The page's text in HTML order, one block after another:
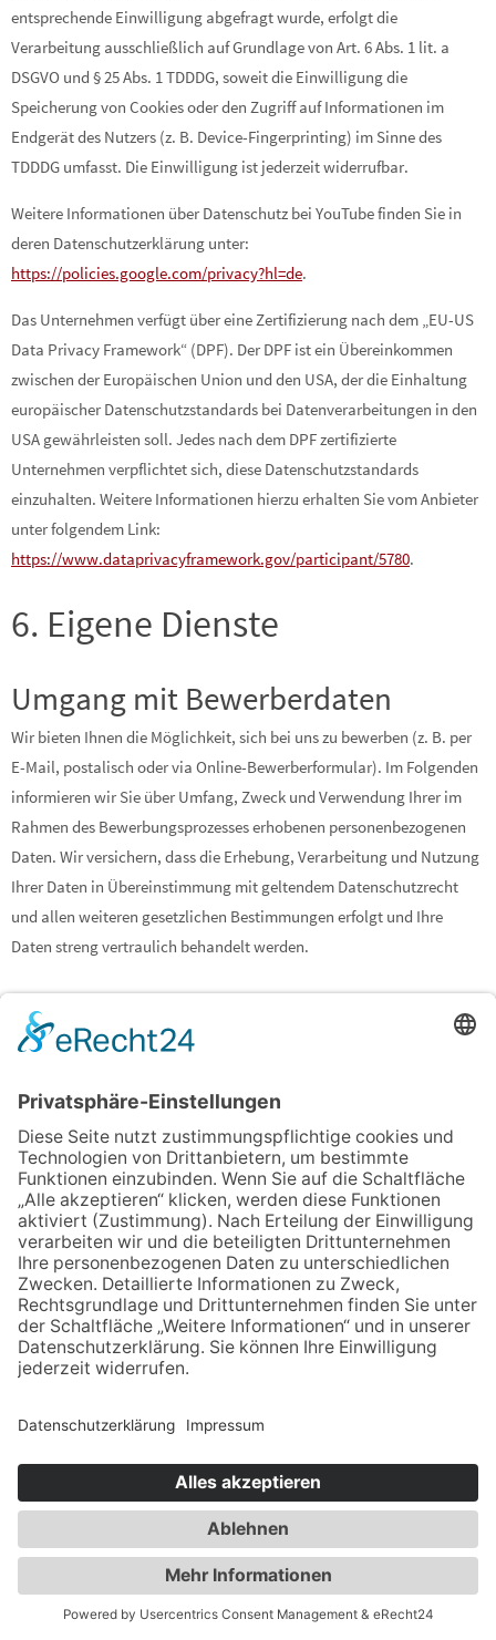
entsprechende Einwilligung abgefragt wurde, erfolgt die
Verarbeitung ausschließlich auf Grundlage von Art. 6 Abs. 1 lit. a
DSGVO und § 25 Abs. 1 TDDDG, soweit die Einwilligung die
Speicherung von Cookies oder den Zugriff auf Informationen im
Endgerät des Nutzers (z. B. Device-Fingerprinting) im Sinne des
TDDDG umfasst. Die Einwilligung ist jederzeit widerrufbar.
Weitere Informationen über Datenschutz bei YouTube finden Sie in
deren Datenschutzerklärung unter:
https://policies.google.com/privacy?hl=de.
Das Unternehmen verfügt über eine Zertifizierung nach dem „EU-US
Data Privacy Framework“ (DPF). Der DPF ist ein Übereinkommen
zwischen der Europäischen Union und den USA, der die Einhaltung
europäischer Datenschutzstandards bei Datenverarbeitungen in den
USA gewährleisten soll. Jedes nach dem DPF zertifizierte
Unternehmen verpflichtet sich, diese Datenschutzstandards
einzuhalten. Weitere Informationen hierzu erhalten Sie vom Anbieter
unter folgendem Link:
https://www.dataprivacyframework.gov/participant/5780.
6. Eigene Dienste
Umgang mit Bewerberdaten
Wir bieten Ihnen die Möglichkeit, sich bei uns zu bewerben (z. B. per
E-Mail, postalisch oder via Online-Bewerberformular). Im Folgenden
informieren wir Sie über Umfang, Zweck und Verwendung Ihrer im
Rahmen des Bewerbungsprozesses erhobenen personenbezogenen
Daten. Wir versichern, dass die Erhebung, Verarbeitung und Nutzung
Ihrer Daten in Übereinstimmung mit geltendem Datenschutzrecht
und allen weiteren gesetzlichen Bestimmungen erfolgt und Ihre
Daten streng vertraulich behandelt werden.
Umfang und Zweck der Datenerhebung
Wenn Sie uns eine Bewerbung zukommen lassen, verarbeiten wir Ihre
Kommunikationsdaten, Bewerbungsunterlagen, Notizen im Rahmen
von Bewerbungsgesprächen etc.), soweit dies zur Entscheidung über
die Begründung eines Beschäftigungsverhältnisses erforderlich ist.
Rechtsgrundlage hierfür ist § 26 BDSG nach deutschem Recht
(Anbahnung eines Beschäftigungsverhältnisses), Art. 6 Abs. 1 lit. b
DSGVO (allgemeine Vertragsanbahnung) und – sofern Sie eine
Einwilligung erteilt haben – Art. 6 Abs. 1 lit. a DSGVO. Die
Einwilligung ist jederzeit widerrufbar. Ihre personenbezogenen Daten
werden innerhalb unseres Unternehmens ausschließlich an Personen
weitergegeben, die an der Bearbeitung Ihrer Bewerbung beteiligt
eingereichten Daten auf Grundlage von § 26 BDSG und Art. 6 Abs. 1 lit.
b DSGVO zum Zwecke der Durchführung des
Beschäftigungsverhältnisses in unseren Datenverarbeitungssystemen
gespeichert.
Aufbewahrungsdauer der Daten